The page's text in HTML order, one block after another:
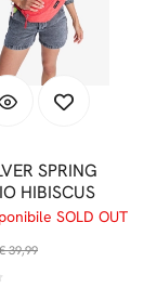
SPRING
HIBISCUS
SOLD OUT
€ 39,99